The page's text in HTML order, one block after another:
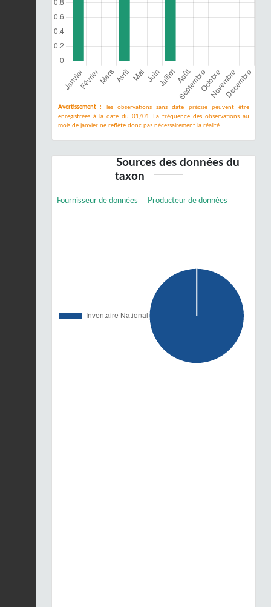
Avertissement :
les observations sans date précise peuvent être
enregistrées à la date du 01/01. La fréquence des observations au
mois de janvier ne reflète donc pas nécessairement la réalité.
Sources des données du
taxon
Fournisseur de données Producteur de données